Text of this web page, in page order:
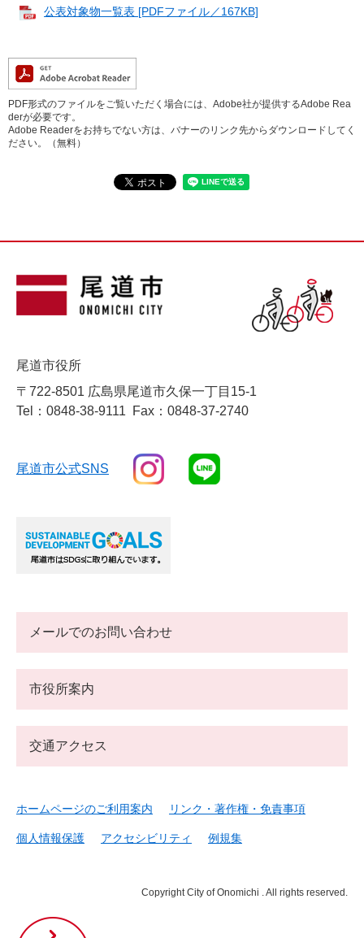
公表対象物一覧表 [PDFファイル／167KB]
PDF形式のファイルをご覧いただく場合には、Adobe社が提供するAdobe Rea
derが必要です。
Adobe Readerをお持ちでない方は、バナーのリンク先からダウンロードしてく
ださい。（無料）
尾
尾道市役所
〒722-8501 広島県尾道市久保一丁目15-1
Tel：0848-38-9111
Fax：0848-37-2740
尾道市公式SNS
メールでのお問い合わせ
市役所案内
交通アクセス
ホームページのご利用案内 リンク・著作権・免責事項
個人情報保護 アクセシビリティ 例規集
Copyright City of Onomichi . All rights reserved.